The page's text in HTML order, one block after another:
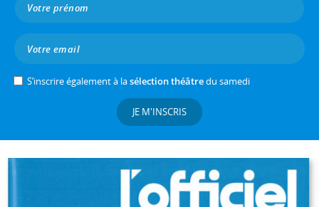
S’inscrire également à lasélection théâtredu samedi
JE M'INSCRIS